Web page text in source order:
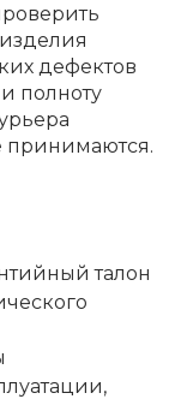
дефектов
полноту
принимаются.
талон